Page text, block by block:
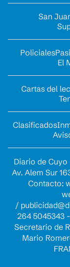
San
Policiales
El
Cartas del
Clasificados
Diario de
Av. Alem Sur
Contacto:
/
264 5045343
Secretario de
Mario